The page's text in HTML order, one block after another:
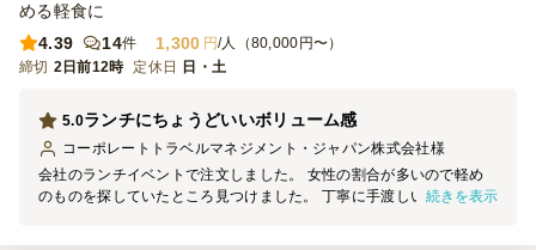
める軽食に
4.39
14件 1,300 円/人（80,000円〜）
締切 2日前12時 定休日 日・土
ランチにちょうどいいボリューム感
5.0
コーポレートトラベルマネジメント・ジャパン株式会社様
会社のランチイベントで注文しました。 女性の割合が多いので軽め
のものを探していたところ見つけました。 丁寧に手渡しいただき、
続きを表示